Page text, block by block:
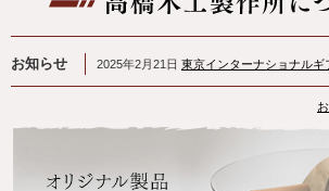
お知らせ 2025年2月21日 東京インターナショナルギ